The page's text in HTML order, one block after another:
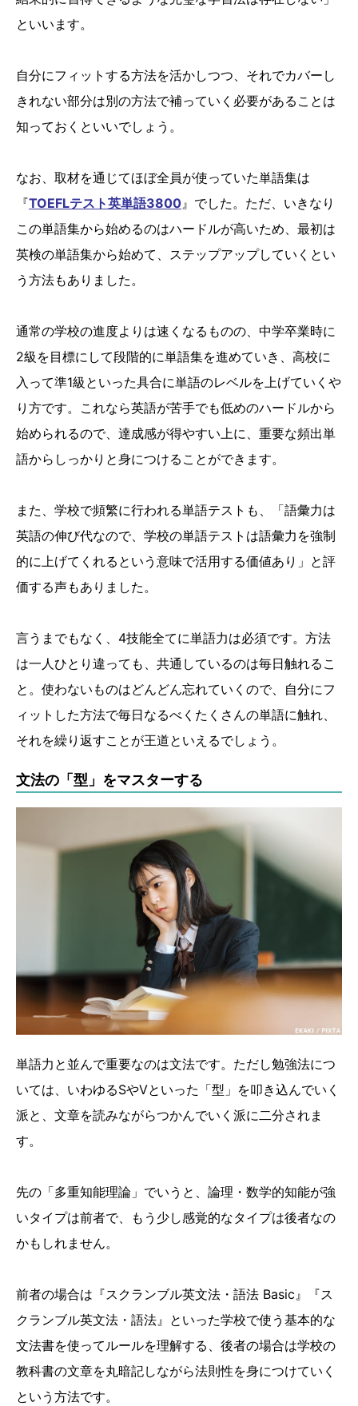
といいます。
自分にフィットする方法を活かしつつ、それでカバーし
きれない部分は別の方法で補っていく必要があることは
知っておくといいでしょう。
なお、取材を通じてほぼ全員が使っていた単語集は
『TOEFLテスト英単語3800 』でした。ただ、いきなり
この単語集から始めるのはハードルが高いため、最初は
英検の単語集から始めて、ステップアップしていくとい
う方法もありました。
通常の学校の進度よりは速くなるものの、中学卒業時に
2級を目標にして段階的に単語集を進めていき、高校に
入って準1級といった具合に単語のレベルを上げていくや
り方です。これなら英語が苦手でも低めのハードルから
始められるので、達成感が得やすい上に、重要な頻出単
語からしっかりと身につけることができます。
また、学校で頻繁に行われる単語テストも、「語彙力は
英語の伸び代なので、学校の単語テストは語彙力を強制
的に上げてくれるという意味で活用する価値あり」と評
価する声もありました。
言うまでもなく、4技能全てに単語力は必須です。方法
は一人ひとり違っても、共通しているのは毎日触れるこ
と。使わないものはどんどん忘れていくので、自分にフ
ィットした方法で毎日なるべくたくさんの単語に触れ、
それを繰り返すことが王道といえるでしょう。
文法の「型」をマスターする
単語力と並んで重要なのは文法です。ただし勉強法につ
いては、いわゆるSやVといった「型」を叩き込んでいく
派と、文章を読みながらつかんでいく派に二分されま
す。
先の「多重知能理論」でいうと、論理・数学的知能が強
いタイプは前者で、もう少し感覚的なタイプは後者なの
かもしれません。
前者の場合は『スクランブル英文法・語法 Basic』『ス
クランブル英文法・語法』といった学校で使う基本的な
文法書を使ってルールを理解する、後者の場合は学校の
教科書の文章を丸暗記しながら法則性を身につけていく
という方法です。